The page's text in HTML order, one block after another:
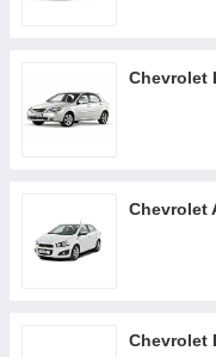
Chevrolet
Chevrolet
Chevrolet